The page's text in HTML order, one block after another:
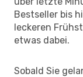
Bestseller bis
leckeren
etwas dabei.
Sobald Sie